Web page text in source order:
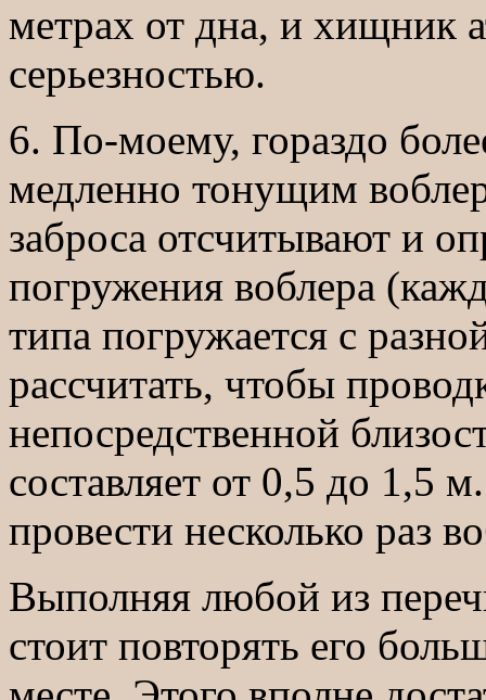
метрах от дна, и хищник
серьезностью.
6. По-моему, гораздо
медленно тонущим
заброса отсчитывают и
погружения воблера
типа погружается с
рассчитать, чтобы
непосредственной
составляет от 0,5 до 1,5
провести несколько раз
Выполняя любой из
стоит повторять его